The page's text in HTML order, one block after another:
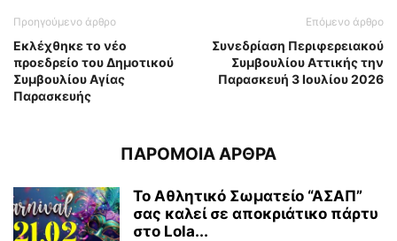
Προηγούμενο άρθρο
Εκλέχθηκε το νέο
προεδρείο του Δημοτικού
Συμβουλίου Αγίας
Παρασκευής
Επόμενο άρθρο
Συνεδρίαση Περιφερειακού
Συμβουλίου Αττικής την
Παρασκευή 3 Ιουλίου 2026
ΠΑΡΟΜΟΙΑ ΑΡΘΡΑ
Το Αθλητικό Σωματείο “ΑΣΑΠ”
σας καλεί σε αποκριάτικο πάρτυ
στο Lola...